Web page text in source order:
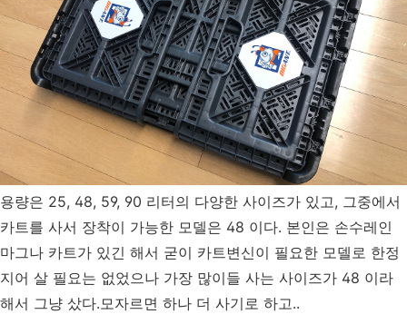
용량은 25, 48, 59, 90 리터의 다양한 사이즈가 있고, 그중에서
카트를 사서 장착이 가능한 모델은 48 이다. 본인은 손수레인
마그나 카트가 있긴 해서 굳이 카트변신이 필요한 모델로 한정
지어 살 필요는 없었으나 가장 많이들 사는 사이즈가 48 이라
해서 그냥 샀다.모자르면 하나 더 사기로 하고..